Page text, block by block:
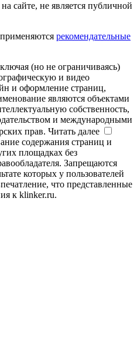
сайте, не является публичной
рекомендательные
(но не ограничиваясь)
и видео
и оформление страниц,
являются объектами
собственность,
и международными
прав. Читать далее
содержания страниц и
площадках без
Запрещаются
которых у пользователей
что представленные
к klinker.ru.